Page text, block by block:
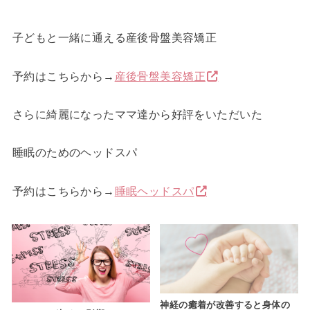
子どもと一緒に通える産後骨盤美容矯正
予約はこちらから→ 産後骨盤美容矯正
さらに綺麗になったママ達から好評をいただいた
睡眠のためのヘッドスパ
予約はこちらから→ 睡眠ヘッドスパ
神経の癒着が改善すると身体の